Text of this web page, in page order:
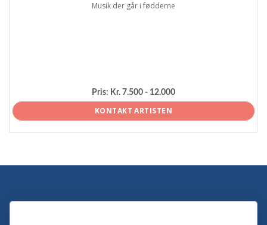
Musik der går i fødderne
Pris: Kr. 7.500 - 12.000
KONTAKT ARTISTEN